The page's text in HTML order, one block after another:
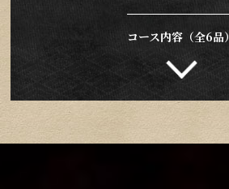
コース内容（全6品）